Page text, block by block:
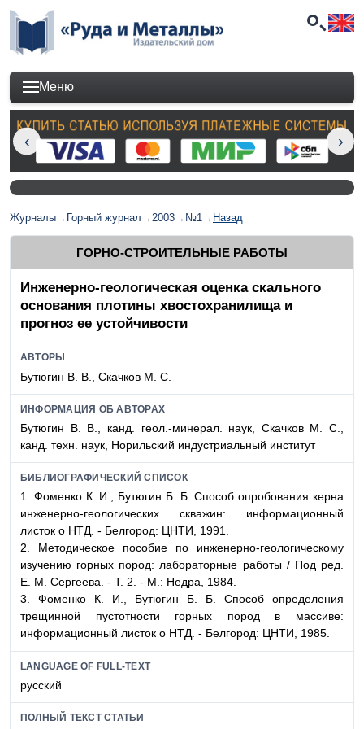
Меню
Журналы→ Горный журнал →2003→ №1→ Назад
ГОРНО-СТРОИТЕЛЬНЫЕ РАБОТЫ
Инженерно-геологическая оценка скального
основания плотины хвостохранилища и
прогноз ее устойчивости
АВТОРЫ
Бутюгин В. В., Скачков М. С.
ИНФОРМАЦИЯ ОБ АВТОРАХ
Бутюгин В. В., канд. геол.-минерал. наук, Скачков М. С.,
канд. техн. наук, Норильский индустриальный институт
БИБЛИОГРАФИЧЕСКИЙ СПИСОК
1. Фоменко К. И., Бутюгин Б. Б.Способ опробования керна
инженерно-геологических скважин: информационный
листок о НТД. - Белгород: ЦНТИ, 1991.
2. Методическое пособие по инженерно-геологическому
изучению горных пород: лабораторные работы / Под ред.
Е. М. Сергеева. - Т. 2. - М.: Недра, 1984.
3. Фоменко К. И., Бутюгин Б. Б. Способ определения
трещинной пустотности горных пород в массиве:
информационный листок о НТД. - Белгород: ЦНТИ, 1985.
LANGUAGE OF FULL-TEXT
русский
ПОЛНЫЙ ТЕКСТ СТАТЬИ